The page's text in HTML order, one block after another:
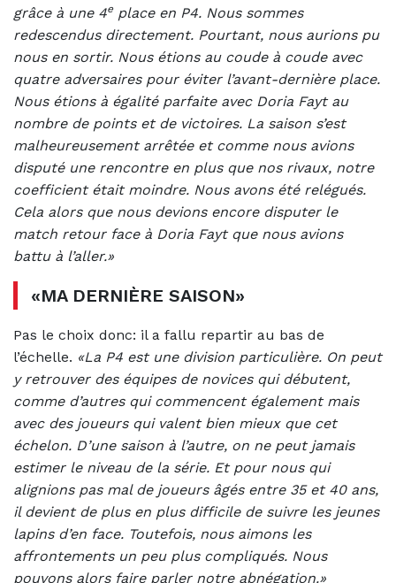
grâce à une 4eplace en P4. Nous sommes
redescendus directement. Pourtant, nous aurions pu
nous en sortir. Nous étions au coude à coude avec
quatre adversaires pour éviter l’avant-dernière place.
Nous étions à égalité parfaite avec Doria Fayt au
nombre de points et de victoires. La saison s’est
malheureusement arrêtée et comme nous avions
disputé une rencontre en plus que nos rivaux, notre
coefficient était moindre. Nous avons été relégués.
Cela alors que nous devions encore disputer le
match retour face à Doria Fayt que nous avions
battu à l’aller.»
«MA DERNIÈRE SAISON»
Pas le choix donc: il a fallu repartir au bas de
l’échelle. «La P4 est une division particulière. On peut
y retrouver des équipes de novices qui débutent,
comme d’autres qui commencent également mais
avec des joueurs qui valent bien mieux que cet
échelon. D’une saison à l’autre, on ne peut jamais
estimer le niveau de la série. Et pour nous qui
alignions pas mal de joueurs âgés entre 35 et 40 ans,
il devient de plus en plus difficile de suivre les jeunes
lapins d’en face. Toutefois, nous aimons les
affrontements un peu plus compliqués. Nous
pouvons alors faire parler notre abnégation.»